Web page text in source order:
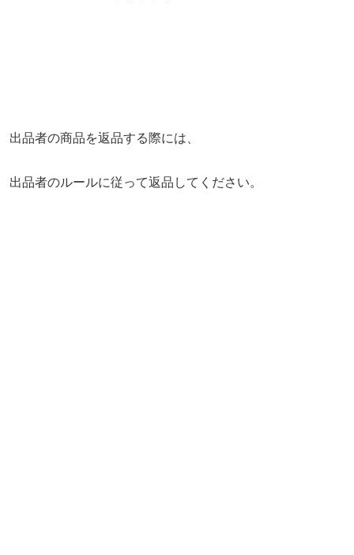
出品者の商品を返品する際には、
出品者のルールに従って返品してください。